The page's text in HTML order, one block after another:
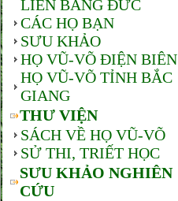
LIÊN BANG ĐỨC
CÁC HỌ BẠN
SƯU KHẢO
HỌ VŨ-VÕ ĐIỆN BIÊN
HỌ VŨ-VÕ TỈNH BẮC
GIANG
THƯ VIỆN
SÁCH VỀ HỌ VŨ-VÕ
SỬ THI, TRIẾT HỌC
SƯU KHẢO NGHIÊN
CỨU